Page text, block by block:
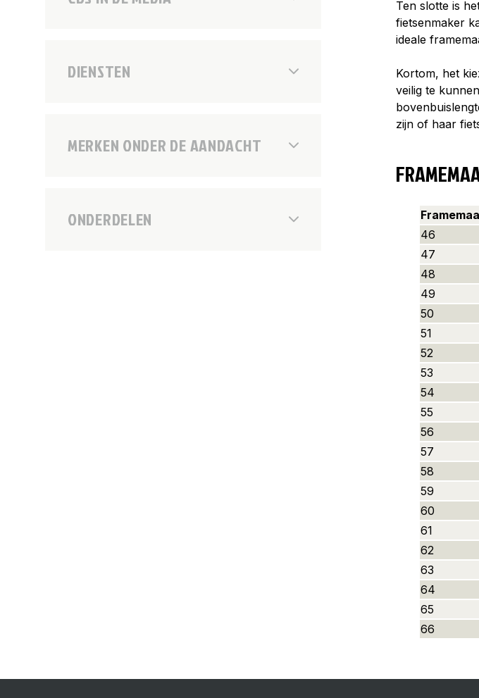
DIENSTEN
MERKEN ONDER DE AANDACHT
ONDERDELEN
Ten slotte is
fietsenmaker
ideale
Kortom, het
veilig te
zijn of haar
46
47
48
49
50
51
52
53
54
55
56
57
58
59
60
61
62
63
64
65
66